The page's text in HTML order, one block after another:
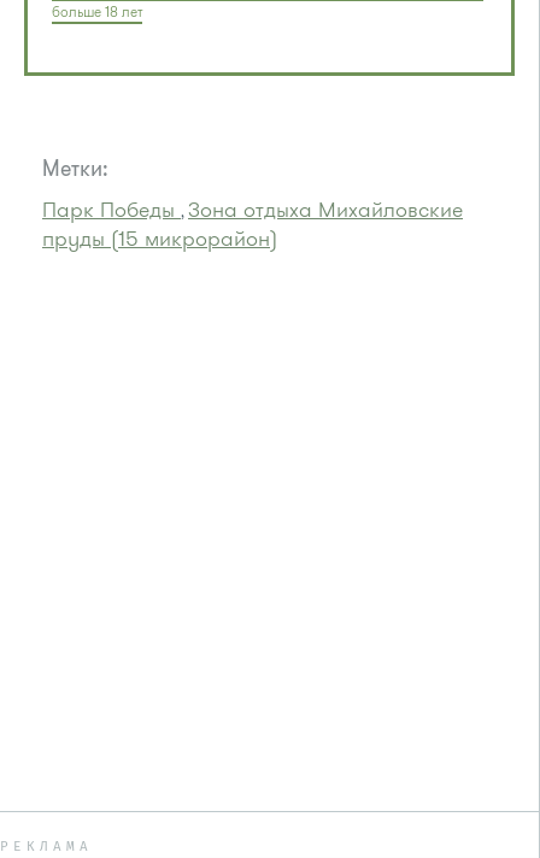
больше 18 лет
Метки:
Парк Победы ,Зона отдыха Михайловские
пруды (15 микрорайон)
РЕКЛАМА